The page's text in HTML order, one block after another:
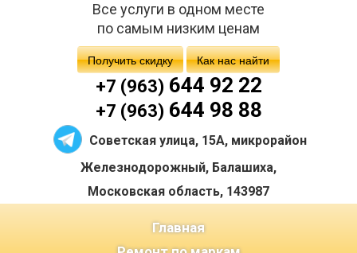
Все услуги в одном месте
по самым низким ценам
Получить скидку Как нас найти
+7 (963)644 92 22
+7 (963)644 98 88
Советская улица, 15А, микрорайон
Железнодорожный, Балашиха,
Московская область, 143987
Главная(current)